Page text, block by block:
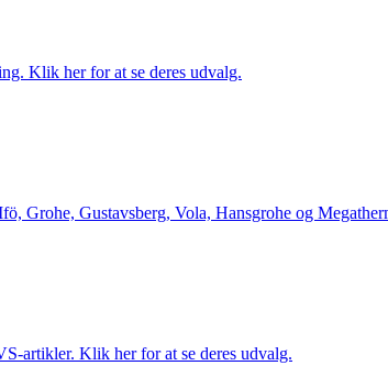
Klik her for at se deres udvalg.
Gustavsberg, Vola, Hansgrohe og
artikler. Klik her for at se deres udvalg.